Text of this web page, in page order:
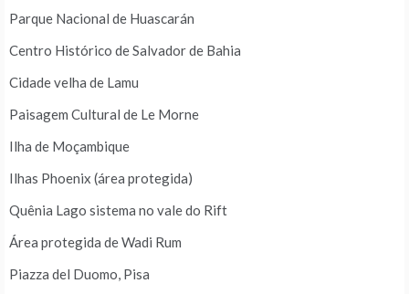
Parque Nacional de Huascarán
Centro Histórico de Salvador de Bahia
Cidade velha de Lamu
Paisagem Cultural de Le Morne
Ilha de Moçambique
Ilhas Phoenix (área protegida)
Quênia Lago sistema no vale do Rift
Área protegida de Wadi Rum
Piazza del Duomo, Pisa